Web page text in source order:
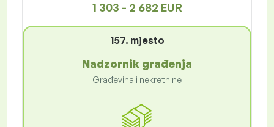
1 303 - 2 682 EUR
157. mjesto
Nadzornik građenja
Građevina i nekretnine